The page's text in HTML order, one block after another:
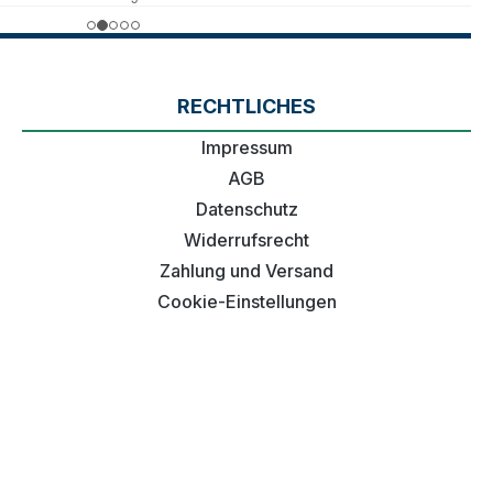
RECHTLICHES
Impressum
AGB
Datenschutz
Widerrufsrecht
Zahlung und Versand
Cookie-Einstellungen